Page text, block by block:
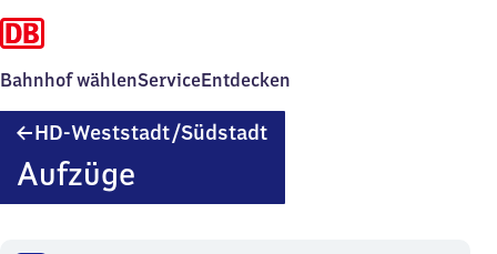
Bahnhof wählenServiceEntdecken
HD-Weststadt/​Südstadt
Aufzüge